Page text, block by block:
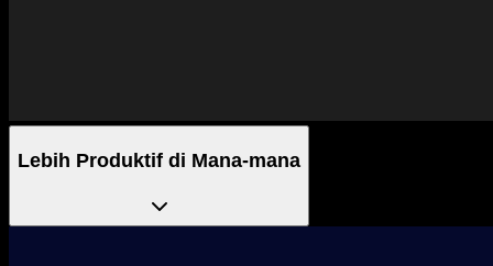
Lebih Produktif di Mana-mana